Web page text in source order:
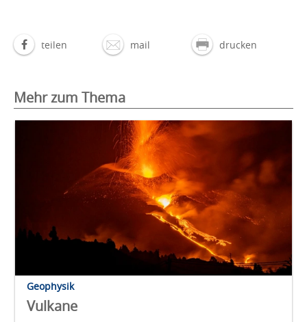
teilen mail drucken
Mehr zum Thema
Geophysik
Vulkane